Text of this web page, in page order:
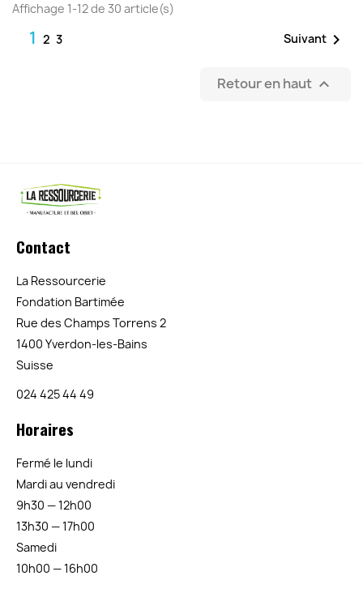
Affichage 1-12 de 30 article(s)
1 2 3 Suivant 
Retour en haut 
Contact
La Ressourcerie
Fondation Bartimée
Rue des Champs Torrens 2
1400 Yverdon-les-Bains
Suisse
024 425 44 49
Horaires
Fermé le lundi
Mardi au vendredi
9h30 — 12h00
13h30 — 17h00
Samedi
10h00 — 16h00